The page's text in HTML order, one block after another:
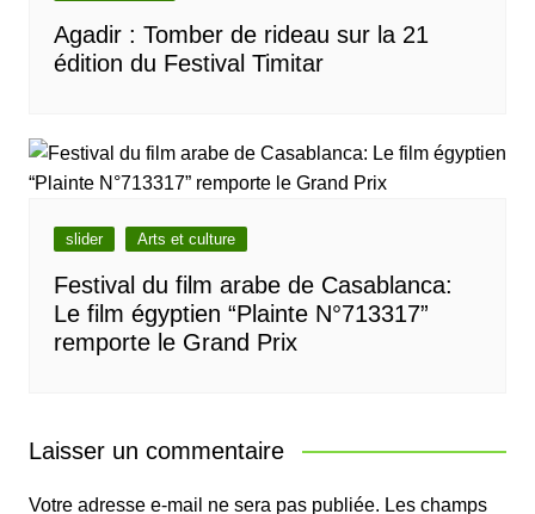
Agadir : Tomber de rideau sur la 21
édition du Festival Timitar
slider Arts et culture
Festival du film arabe de Casablanca:
Le film égyptien “Plainte N°713317”
remporte le Grand Prix
Laisser un commentaire
Votre adresse e-mail ne sera pas publiée. Les champs